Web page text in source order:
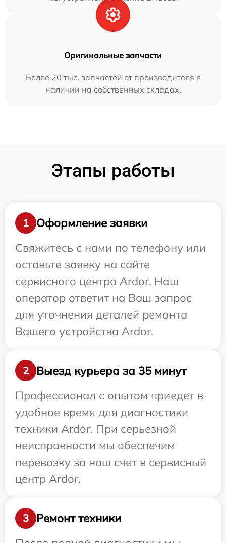
Оригинальные запчасти
Более 20 тыс. запчастей от производителя в
наличии на собственных складах.
Этапы работы
1
Оформление заявки
Свяжитесь с нами по телефону или
оставьте заявку на сайте
сервисного центра Ardor. Наш
оператор ответит на Ваш запрос
для уточнения деталей ремонта
Вашего устройства Ardor.
2
Выезд курьера за 35 минут
Профессионал с опытом приедет в
удобное время для диагностики
техники Ardor. При серьезной
неисправности мы обеспечим
перевозку за наш счет в сервисный
центр Ardor.
3
Ремонт техники